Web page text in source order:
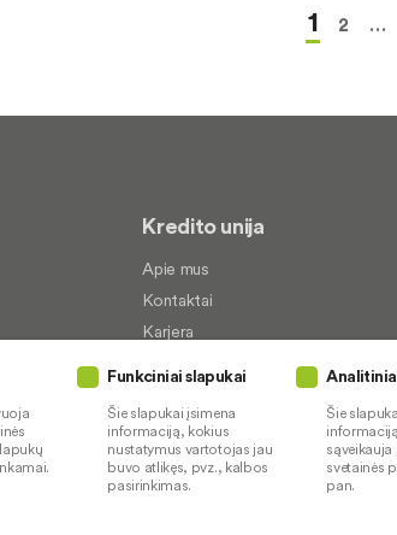
1 2 …
Kredito unija
Apie mus
Kontaktai
Karjera
Socialinė atsakomybė
Funkciniai slapukai
Šie slapukai įsimena
informaciją, kokius
nustatymus vartotojas jau
buvo atlikęs, pvz., kalbos
pasirinkimas.
Šie
sąveikauja
svetainės
pan.